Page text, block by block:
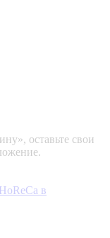
оставьте свои